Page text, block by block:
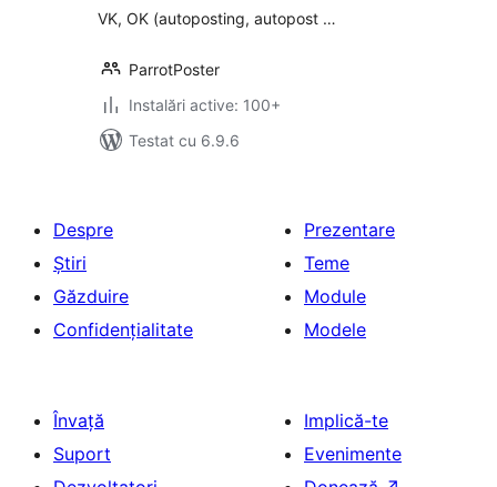
VK, OK (autoposting, autopost …
ParrotPoster
Instalări active: 100+
Testat cu 6.9.6
Despre
Știri
Găzduire
Confidențialitate
Prezentare
Teme
Module
Modele
Învață
Suport
Implică-te
Evenimente